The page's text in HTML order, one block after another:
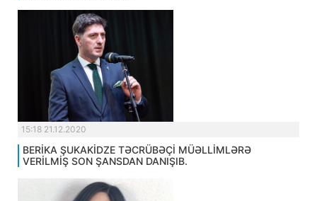
15:18 21.12.2020
BERİKA ŞUKAKİDZE TƏCRÜBƏÇİ MÜƏLLİMLƏRƏ
VERİLMİŞ SON ŞANSDAN DANIŞIB.